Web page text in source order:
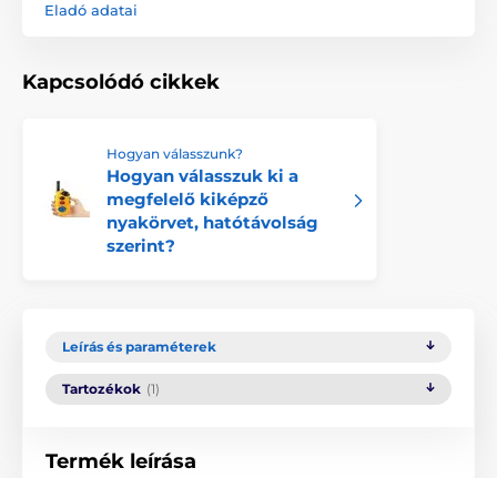
Eladó adatai
Kapcsolódó cikkek
Hogyan válasszunk?
Hogyan válasszuk ki a
megfelelő kiképző
nyakörvet, hatótávolság
szerint?
Leírás és paraméterek
Tartozékok (1)
Termék leírása